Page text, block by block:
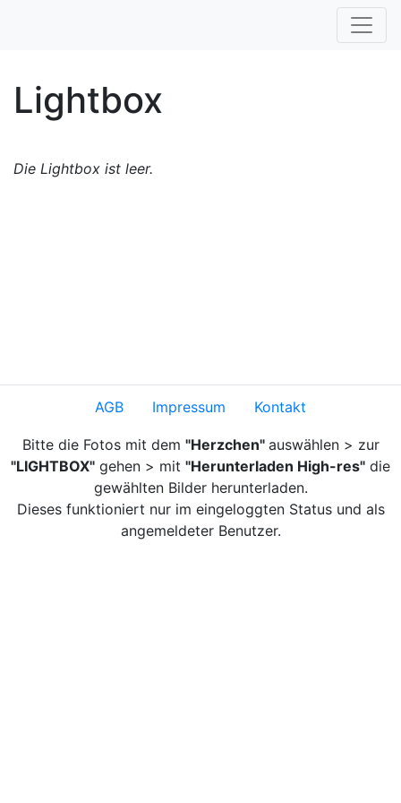
Lightbox
Die Lightbox ist leer.
AGB Impressum Kontakt
Bitte die Fotos mit dem "Herzchen" auswählen > zur
"LIGHTBOX" gehen > mit "Herunterladen High-res" die
gewählten Bilder herunterladen.
Dieses funktioniert nur im eingeloggten Status und als
angemeldeter Benutzer.